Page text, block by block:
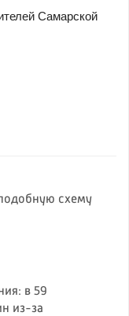
Самарской
схему
в 59
из-за